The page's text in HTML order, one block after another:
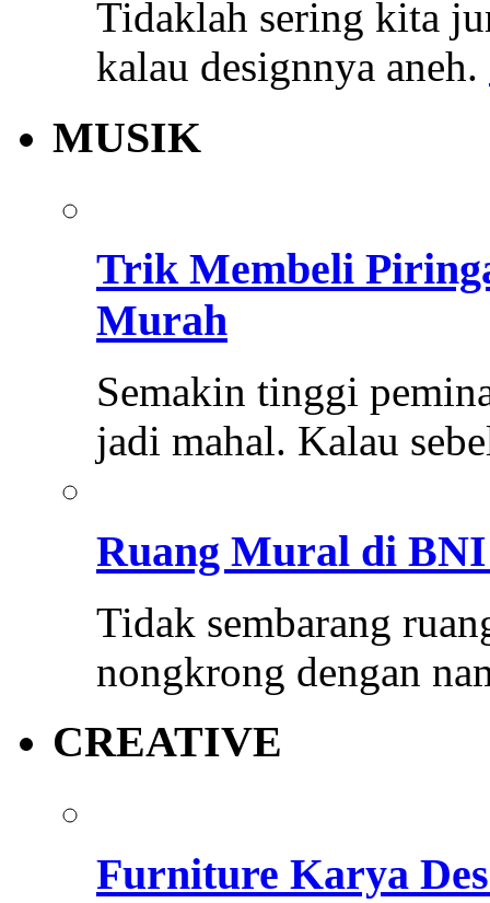
Tidaklah sering kita
kalau designnya aneh.
MUSIK
Trik Membeli
Murah
Semakin tinggi
jadi mahal. Kalau
Ruang Mural di BNI
Tidak sembarang
nongkrong dengan
CREATIVE
Furniture Karya